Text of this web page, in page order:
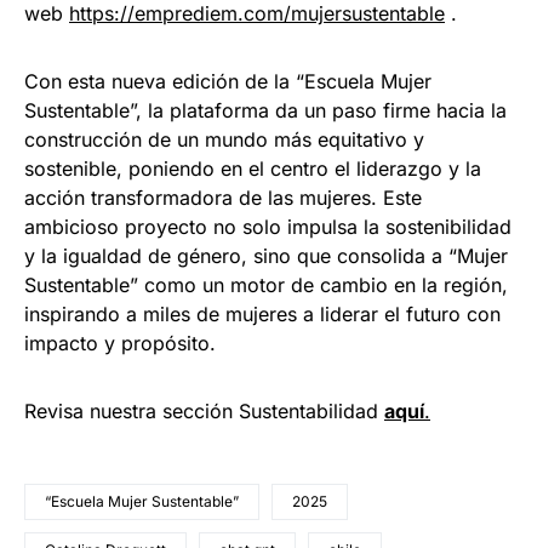
web https://emprediem.com/mujersustentable .
Con esta nueva edición de la “Escuela Mujer
Sustentable”, la plataforma da un paso firme hacia la
construcción de un mundo más equitativo y
sostenible, poniendo en el centro el liderazgo y la
acción transformadora de las mujeres. Este
ambicioso proyecto no solo impulsa la sostenibilidad
y la igualdad de género, sino que consolida a “Mujer
Sustentable” como un motor de cambio en la región,
inspirando a miles de mujeres a liderar el futuro con
impacto y propósito.
Revisa nuestra sección Sustentabilidad aquí.
“Escuela Mujer Sustentable” 2025